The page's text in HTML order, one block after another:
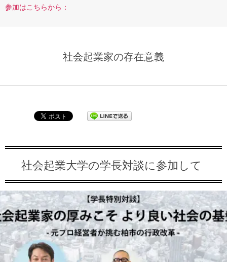
参加はこちらから：
社会起業家の存在意義
社会起業大学の学長対談に参加して